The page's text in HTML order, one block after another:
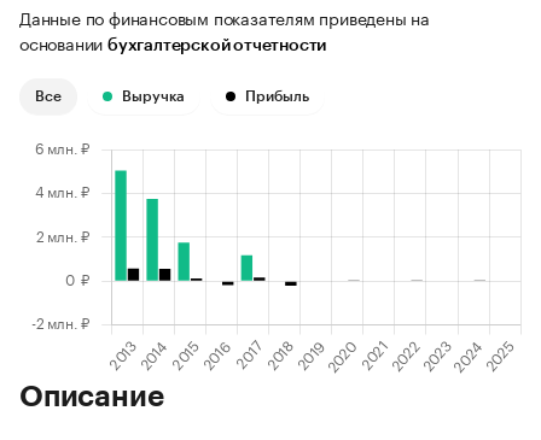
Данные по финансовым показателям приведены на
основании бухгалтерской отчетности
Все Выручка Прибыль
Описание